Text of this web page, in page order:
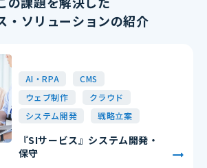
・ソリューションの紹介
AI・RPA
CMS
ウェブ制作
クラウド
システム開発
戦略立案
『SIサービス』システム開発・
保守